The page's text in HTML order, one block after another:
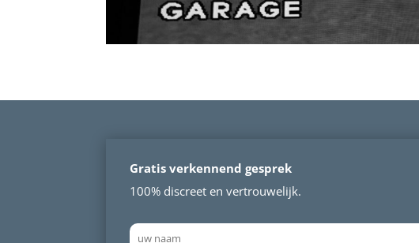
Gratis verkennend gesprek
100% discreet en vertrouwelijk.